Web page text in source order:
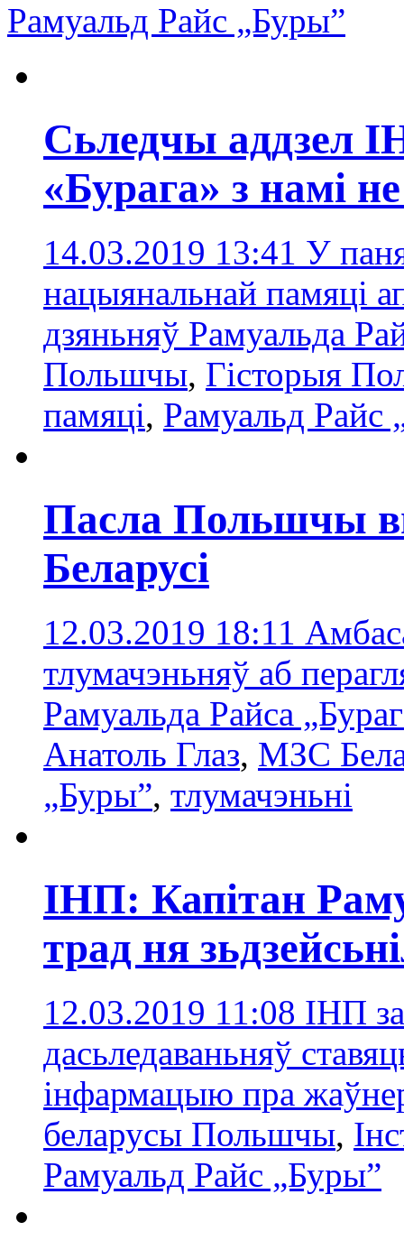
Рамуальд Райс „Буры”
Сьледчы аддзел
«Бурага» з намі
14.03.2019 13:41 У
нацыянальнай памяці
дзяньняў Рамуальда
Польшчы, Гісторыя
памяці, Рамуальд Райс
Пасла Польшчы
Беларусі
12.03.2019 18:11
тлумачэньняў аб
Рамуальда Райса
Анатоль Глаз, МЗС
„Буры”, тлумачэньнi
ІНП: Капітан
трад ня
12.03.2019 11:08 ІНП
дасьледаваньняў
інфармацыю пра
беларусы Польшчы,
Рамуальд Райс „Буры”